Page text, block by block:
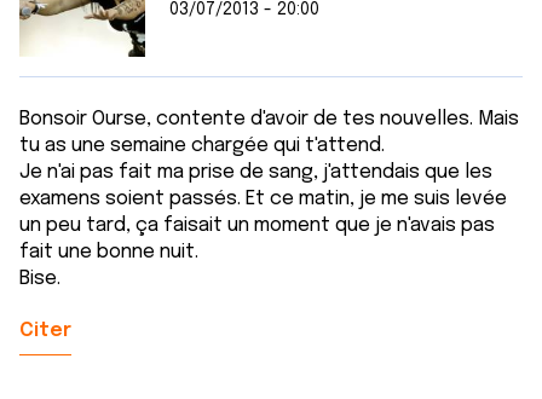
03/07/2013 - 20:00
Bonsoir Ourse, contente d'avoir de tes nouvelles. Mais
tu as une semaine chargée qui t'attend.
Je n'ai pas fait ma prise de sang, j'attendais que les
examens soient passés. Et ce matin, je me suis levée
un peu tard, ça faisait un moment que je n'avais pas
fait une bonne nuit.
Bise.
Citer